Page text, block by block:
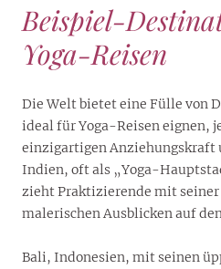
Beispiel-
Yoga-Reisen
Die Welt bietet eine Fülle von
ideal für Yoga-Reisen eignen,
einzigartigen Anziehungskraft
Indien, oft als „Yoga-
zieht Praktizierende mit
malerischen Ausblicken auf
Bali, Indonesien, mit seinen